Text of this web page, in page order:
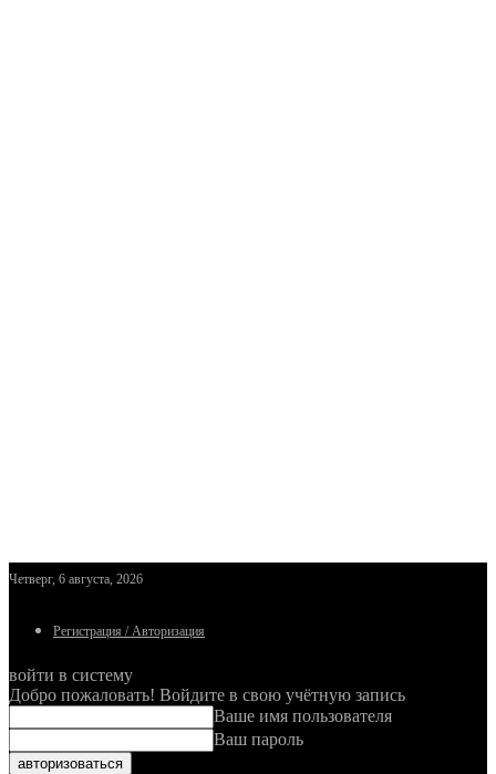
Четверг, 6 августа, 2026
Регистрация / Авторизация
войти в систему
Добро пожаловать! Войдите в свою учётную запись
Ваше имя пользователя
Ваш пароль